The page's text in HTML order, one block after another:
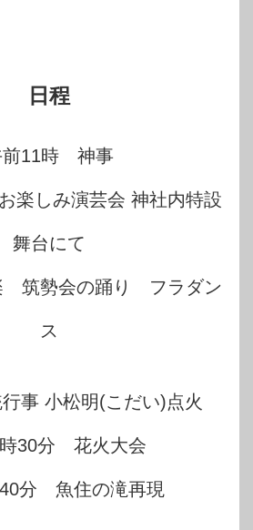
日程
前11時 神事
楽しみ演芸会 神社内特設
舞台にて
筑勢会の踊り フラダン
ス
事 小松明(こだい)点火
30分 花火大会
分 魚住の滝再現